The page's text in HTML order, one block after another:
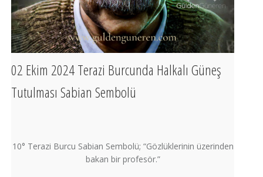
02 Ekim 2024 Terazi Burcunda Halkalı Güneş
Tutulması Sabian Sembolü
10° Terazi Burcu Sabian Sembolü; “Gözlüklerinin üzerinden
bakan bir profesör.”